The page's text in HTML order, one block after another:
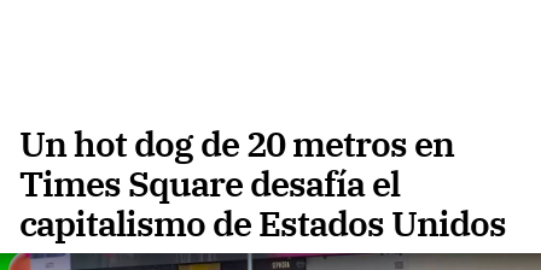
Un hot dog de 20 metros en
Times Square desafía el
capitalismo de Estados Unidos